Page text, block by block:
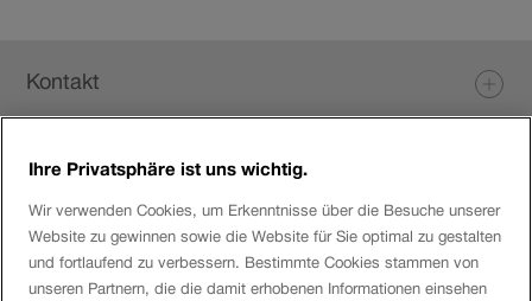
Kontakt
Login eServices
Social Media
Ihre Privatsphäre ist uns wichtig.
Wir verwenden Cookies, um Erkenntnisse über die Besuche unserer
Website zu gewinnen sowie die Website für Sie optimal zu gestalten
und fortlaufend zu verbessern. Bestimmte Cookies stammen von
unseren Partnern, die die damit erhobenen Informationen einsehen